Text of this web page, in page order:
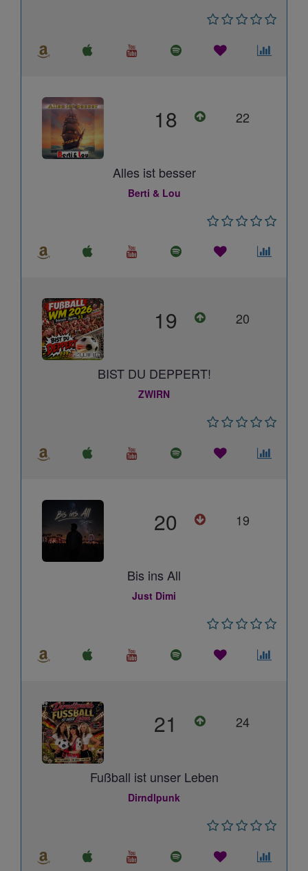
18 22
Alles ist besser
Berti & Lou
19 20
BIST DU DEPPERT!
ZWIRN
20 19
Bis ins All
Just Dimi
21 24
Fußball ist unser Leben
Dirndlpunk